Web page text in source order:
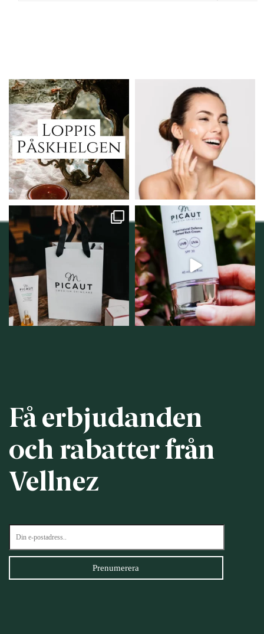
Vi skall ha loppis!
I Vellnez anda;...
6 0
Behandlingserbjudande
februari-mars!
Vi...
0
Vellnez – din
samlingsplats för
personlig handel i
12 0
Njut av solens härliga
strålar men skydda dig...
12 1
Få erbjudanden
och rabatter från
Vellnez